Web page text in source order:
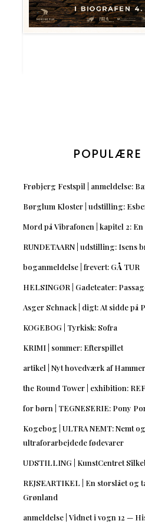
Frøbjerg Festspil | anmeldelse:
Børglum Kloster | udstilling:
Mord på Vibrafonen | kapitel 2:
RUNDETAARN | udstilling: Isens
boganmeldelse | frevert: GÅ TUR
HELSINGØR | Gadeteater:
Asger Schnack | digt: At sidde på
KOGEBOG | Tyrkisk: Sofra
KRIMI | sommer: Efterspillet
artikel | Nyt hovedværk af
the Round Tower | exhibition:
for børn | TEGNESERIE: Pony
Kogebog | ULTRA NEMT: Nemt
ultraforarbejdede fødevarer
UDSTILLING | KunstCentret
REJSEARTIKEL | En storslået og
Grønland
anmeldelse | Vidnet i vogn 12 —